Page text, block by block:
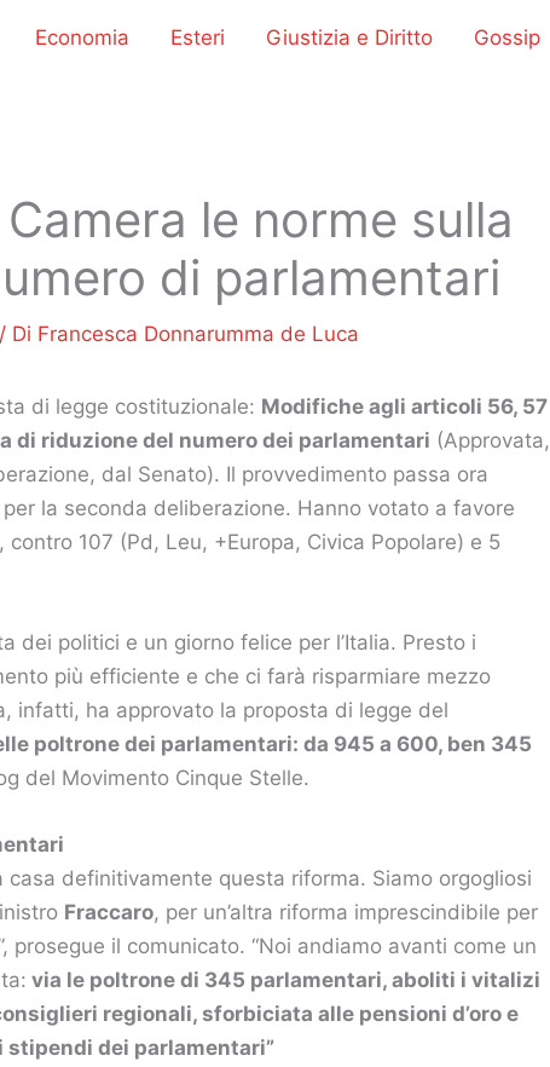
Economia Esteri Giustizia e Diritto Gossip
le norme sulla
di parlamentari
/ Di Francesca Donnarumma de Luca
di legge costituzionale: Modifiche agli articoli 56, 57
di riduzione del numero dei parlamentari (Approvata,
dal Senato). Il provvedimento passa ora
la seconda deliberazione. Hanno votato a favore
107 (Pd, Leu, +Europa, Civica Popolare) e 5
dei politici e un giorno felice per l’Italia. Presto i
più efficiente e che ci farà risparmiare mezzo
infatti, ha approvato la proposta di legge del
poltrone dei parlamentari: da 945 a 600, ben 345
del Movimento Cinque Stelle.
casa definitivamente questa riforma. Siamo orgogliosi
Fraccaro, per un’altra riforma imprescindibile per
prosegue il comunicato. “Noi andiamo avanti come un
via le poltrone di 345 parlamentari, aboliti i vitalizi
regionali, sforbiciata alle pensioni d’oro e
dei parlamentari”